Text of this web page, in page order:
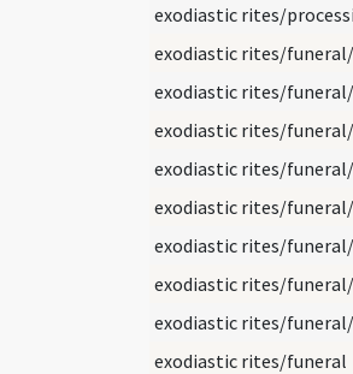
exodiastic rites/
exodiastic rites/
exodiastic rites/
exodiastic rites/
exodiastic rites/
exodiastic rites/
exodiastic rites/
exodiastic rites/
exodiastic rites/funeral